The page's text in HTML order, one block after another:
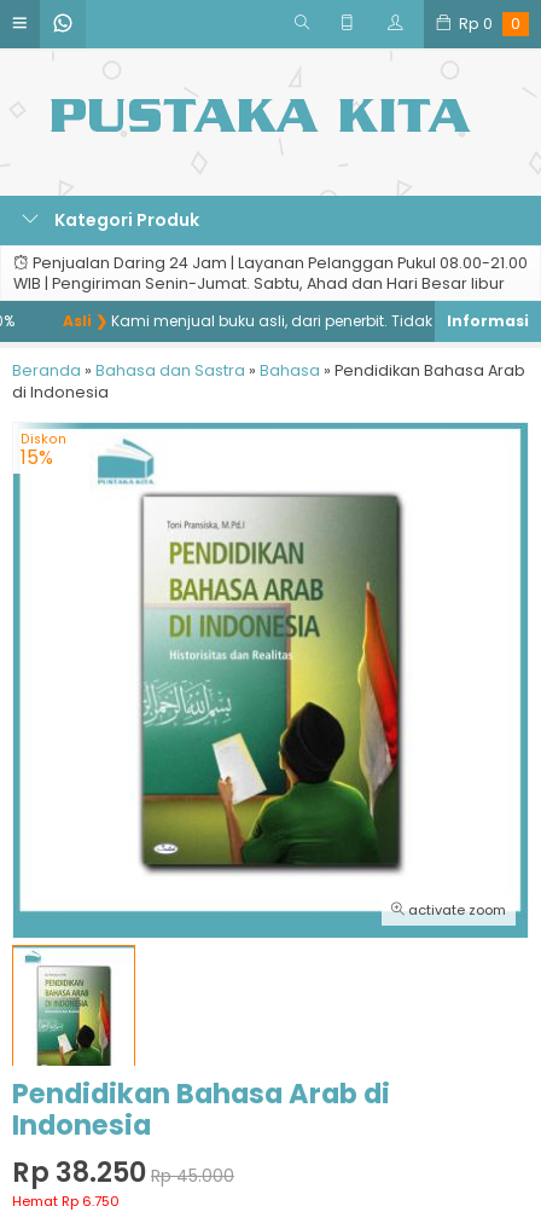
Rp 0 0
Kategori Produk
Penjualan Daring 24 Jam | Layanan Pelanggan Pukul 08.00-21.00
WIB | Pengiriman Senin-Jumat. Sabtu, Ahad dan Hari Besar libur
Asli ❯ Kami menjual buku asli, dari penerbit. Tidak menjual buku
Beranda » Bahasa dan Sastra » Bahasa » Pendidikan Bahasa Arab
di Indonesia
activate zoom
Diskon
15%
Pendidikan Bahasa Arab di
Indonesia
Rp 38.250 Rp 45.000
Hemat Rp 6.750